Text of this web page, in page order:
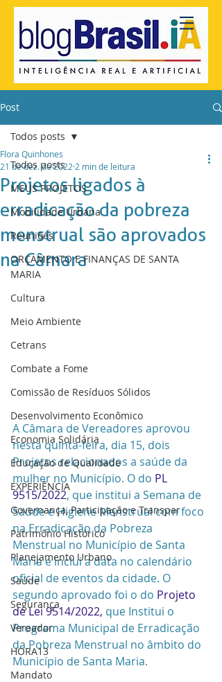
Post
Todos posts
MEUS PROJETOS
Mobilidade Urbana
Reuniões
ORÇAMENTO E FINANÇAS DE SANTA
MARIA
Cultura
Meio Ambiente
Cetrans
Combate a Fome
Comissão de Resíduos Sólidos
Desenvolvimento Econômico
Economia Solidária
Educação de Qualidade
EXPERIÊNCIA
Governança, Participação e Transpar
Patrimônio Histórico
Planejamento Urbano
Saúde
Segurança
Vereador
HORA13
Mandato
Todos posts
Projetos ligados à
erradicação da pobreza
menstrual são aprovados
na Câmara
Flora Quinhones
21 de dez. de 2022 2 min de leitura
A Câmara de Vereadores aprovou
nesta quinta-feira, dia 15, dois
Projetos relacionados a saúde da
mulher no Município. O do PL
9515/2022, que institui a Semana de
Saúde e Higiene Menstrual com foco
na Erradicação da Pobreza
Menstrual no Município de Santa
Maria e inclui a data no calendário
oficial de eventos da cidade. O
segundo aprovado foi o do Projeto
de Lei 9514/2022, que Institui o
Programa Municipal de Erradicação
da Pobreza Menstrual no âmbito do
Município de Santa Maria.